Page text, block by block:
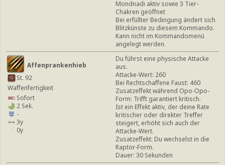
Mondnadi aktiv sowie 3 Tier-
Chakren geöffnet
Bei erfüllter Bedingung ändert sich
Blitzkünste zu diesem Kommando.
Kann nicht im Kommandomenü
angelegt werden.
Affenprankenhieb
St. 92
Waffenfertigkeit
Sofort
2 Sek.
-
3y
0y
Du führst eine physische Attacke
aus.
Attacke-Wert: 260
Bei Rechtschaffene Faust: 460
Zusatzeffekt während Opo-Opo-
Form: Trifft garantiert kritisch.
Ist ein Effekt aktiv, der deine Rate
kritischer oder direkter Treffer
steigert, erhöht sich auch der
Attacke-Wert.
Zusatzeffekt: Du wechselst in die
Raptor-Form.
Dauer: 30 Sekunden